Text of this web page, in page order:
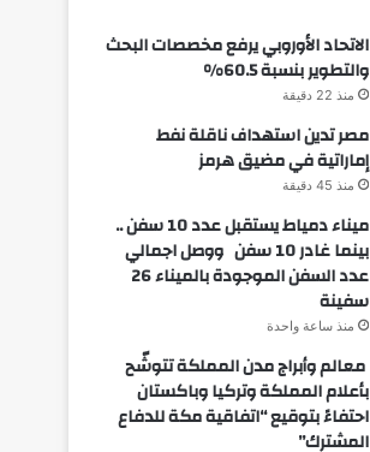
الاتحاد الأوروبي يرفع مخصصات البحث
والتطوير بنسبة 60.5%
منذ 22 دقيقة
مصر تدين استهداف ناقلة نفط
إماراتية في مضيق هرمز
منذ 45 دقيقة
ميناء دمياط يستقبل عدد 10 سفن ..
بينما غادر 10 سفن ووصل اجمالي
عدد السفن الموجودة بالميناء 26
سفينة
منذ ساعة واحدة
معالم وأبراج مدن المملكة تتوشّح
بأعلام المملكة وتركيا وباكستان
احتفاءً بتوقيع “اتفاقية مكة للدفاع
المشترك”